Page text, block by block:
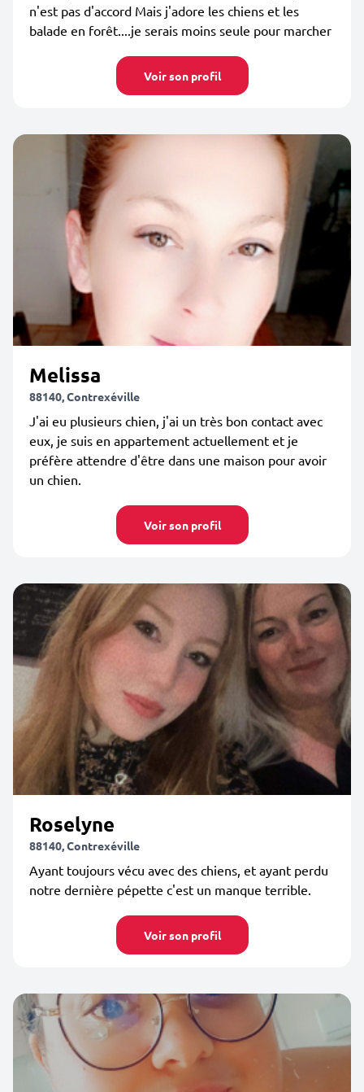
n'est pas d'accord Mais j'adore les chiens et les
balade en forêt....je serais moins seule pour marcher
Voir son profil
Melissa
88140, Contrexéville
J'ai eu plusieurs chien, j'ai un très bon contact avec
eux, je suis en appartement actuellement et je
préfère attendre d'être dans une maison pour avoir
un chien.
Voir son profil
Roselyne
88140, Contrexéville
Ayant toujours vécu avec des chiens, et ayant perdu
notre dernière pépette c'est un manque terrible.
Voir son profil